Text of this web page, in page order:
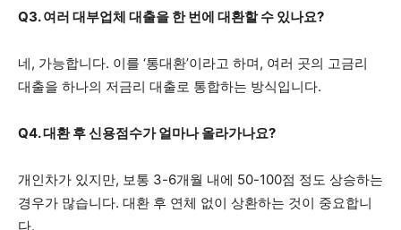
Q3. 여러 대부업체 대출을 한 번에 대환할 수 있나요?
네, 가능합니다. 이를 ‘통대환’이라고 하며, 여러 곳의 고금리
대출을 하나의 저금리 대출로 통합하는 방식입니다.
Q4. 대환 후 신용점수가 얼마나 올라가나요?
개인차가 있지만, 보통 3-6개월 내에 50-100점 정도 상승하는
경우가 많습니다. 대환 후 연체 없이 상환하는 것이 중요합니
다.